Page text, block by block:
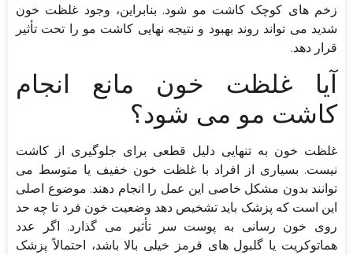
زخم های کوچک کاشت مو شود. بنابراین، وجود غلظت خون
شدید می تواند روند بهبود و نتیجه نهایی کاشت مو را تحت تأثیر
قرار دهد.
آیا غلظت خون مانع انجام
کاشت مو می شود؟
غلظت خون به تنهایی دلیل قطعی برای جلوگیری از کاشت
نیست. بسیاری از افراد با غلظت خون خفیف یا متوسط می
توانند بدون مشکل خاصی این عمل را انجام دهند. موضوع اصلی
این است که پزشک باید تشخیص دهد وضعیت خون فرد تا چه حد
روی خون رسانی به پوست سر تأثیر می گذارد. اگر عدد
هماتوکریت یا گلبول های قرمز خیلی بالا باشد، احتمالاً پزشک